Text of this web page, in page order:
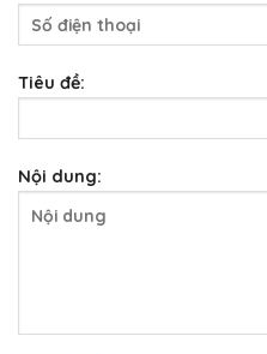
Tiêu đề:
Nội dung: